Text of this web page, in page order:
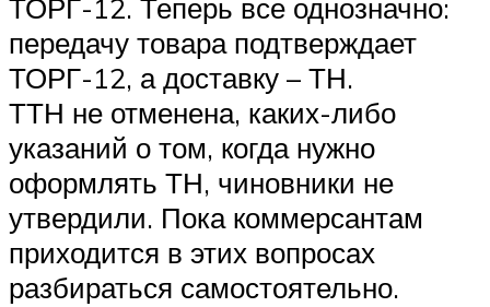
ТОРГ-12. Теперь все однозначно:
передачу товара подтверждает
ТОРГ-12, а доставку – ТН.
ТТН не отменена, каких-либо
указаний о том, когда нужно
оформлять ТН, чиновники не
утвердили. Пока коммерсантам
приходится в этих вопросах
разбираться самостоятельно.